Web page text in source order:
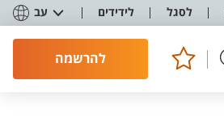
לסגל לידידים עב
להרשמה